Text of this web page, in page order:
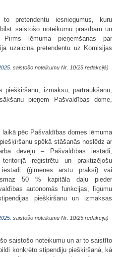
pretendentu iesniegumus, kuru
saistošo noteikumu prasībām un
lēmuma pieņemšanas par
uzaicina pretendentu uz Komisijas
saistošo noteikumu Nr. 10/25 redakcijā)
piešķiršanu, izmaksu, pārtraukšanu,
pieņem Pašvaldības dome,
pēc Pašvaldības domes lēmuma
spēkā stāšanās noslēdz ar
devēju – Pašvaldības iestādi,
teritorijā reģistrētu un praktizējošu
(ģimenes ārstu praksi) vai
50 % kapitāla daļu pieder
autonomās funkcijas, līgumu
piešķiršanu un izmaksas
saistošo noteikumu Nr. 10/25 redakcijā)
saistošo noteikumu un ar to saistīto
konkrēto stipendiju piešķiršanā, kā